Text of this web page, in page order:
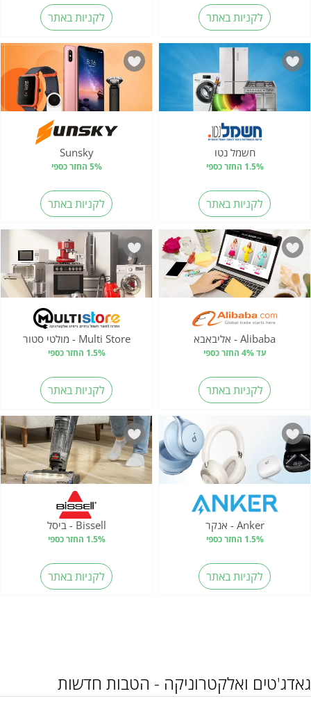
לקניות באתר לקניות באתר
חשמל נטו
1.5% החזר כספי
לקניות באתר
Sunsky
5% החזר כספי
לקניות באתר
Alibaba - אליבאבא
עד 4% החזר כספי
לקניות באתר
Multi Store - מולטי סטור
1.5% החזר כספי
לקניות באתר
Anker - אנקר
1.5% החזר כספי
לקניות באתר
Bissell - ביסל
1.5% החזר כספי
לקניות באתר
גאדג'טים ואלקטרוניקה - הטבות חדשות